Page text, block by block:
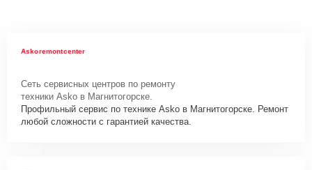
Askoremontcenter
Сеть сервисных центров по ремонту
техники Asko в Магнитогорске.
Профильный сервис по технике Asko в Магнитогорске. Ремонт
любой сложности с гарантией качества.